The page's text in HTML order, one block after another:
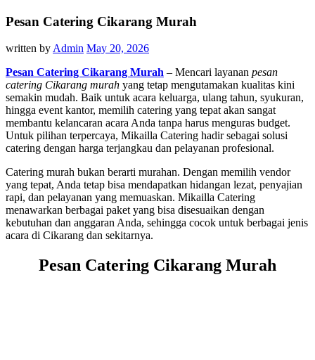
Pesan Catering Cikarang Murah
written byAdmin May 20, 2026
Pesan Catering Cikarang Murah – Mencari layanan pesan
catering Cikarang murah yang tetap mengutamakan kualitas kini
semakin mudah. Baik untuk acara keluarga, ulang tahun, syukuran,
hingga event kantor, memilih catering yang tepat akan sangat
membantu kelancaran acara Anda tanpa harus menguras budget.
Untuk pilihan terpercaya, Mikailla Catering hadir sebagai solusi
catering dengan harga terjangkau dan pelayanan profesional.
Catering murah bukan berarti murahan. Dengan memilih vendor
yang tepat, Anda tetap bisa mendapatkan hidangan lezat, penyajian
rapi, dan pelayanan yang memuaskan. Mikailla Catering
menawarkan berbagai paket yang bisa disesuaikan dengan
kebutuhan dan anggaran Anda, sehingga cocok untuk berbagai jenis
acara di Cikarang dan sekitarnya.
Pesan Catering Cikarang Murah